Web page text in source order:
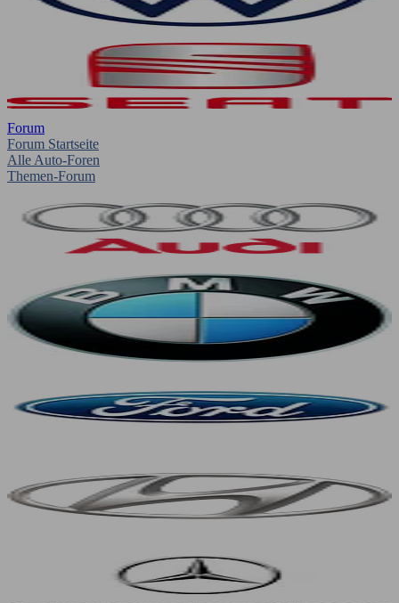
Forum
Forum Startseite
Alle Auto-Foren
Themen-Forum